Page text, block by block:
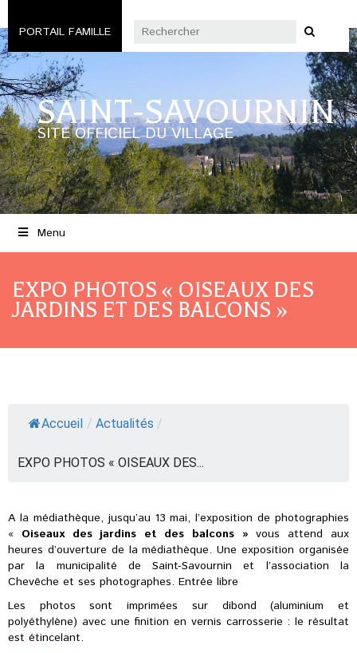
PORTAIL FAMILLE
SAINT-SAVOURNIN
SITE OFFICIEL DU VILLAGE
Menu
EXPO PHOTOS « OISEAUX DES
JARDINS ET DES BALCONS »
Accueil / Actualités /
EXPO PHOTOS « OISEAUX DES...
A la médiathèque, jusqu’au 13 mai, l’exposition de photographies
« Oiseaux des jardins et des balcons » vous attend aux
heures d’ouverture de la médiathèque. Une exposition organisée
par la municipalité de Saint-Savournin et l’association la
Chevêche et ses photographes. Entrée libre
Les photos sont imprimées sur dibond (aluminium et
polyéthylène) avec une finition en vernis carrosserie : le résultat
est étincelant.